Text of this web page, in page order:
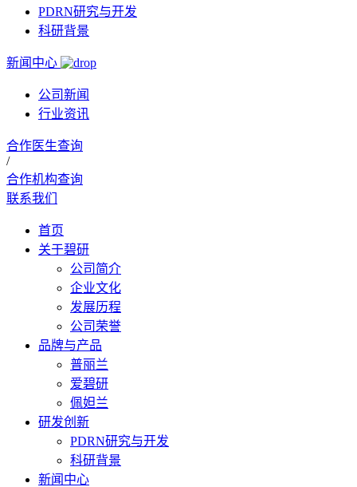
PDRN研究与开发
科研背景
新闻中心
公司新闻
行业资讯
合作医生查询
/
合作机构查询
联系我们
首页
关于碧研
公司简介
企业文化
发展历程
公司荣誉
品牌与产品
普丽兰
爱碧研
佩妲兰
研发创新
PDRN研究与开发
科研背景
新闻中心